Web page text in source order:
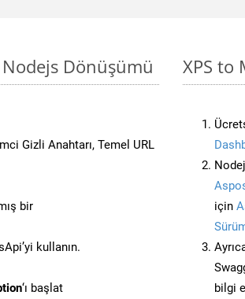
Nodejs Dönüşümü
Gizli Anahtarı, Temel URL
bir
kullanın.
‘ı başlat
XPS to
için
bilgi